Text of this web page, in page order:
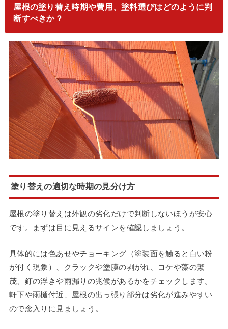
屋根の塗り替え時期や費用、塗料選びはどのように判
断すべきか？
塗り替えの適切な時期の見分け方
屋根の塗り替えは外観の劣化だけで判断しないほうが安心
です。まずは目に見えるサインを確認しましょう。
具体的には色あせやチョーキング（塗装面を触ると白い粉
が付く現象）、クラックや塗膜の剥がれ、コケや藻の繁
茂、釘の浮きや雨漏りの兆候があるかをチェックします。
軒下や雨樋付近、屋根の出っ張り部分は劣化が進みやすい
ので念入りに見ましょう。